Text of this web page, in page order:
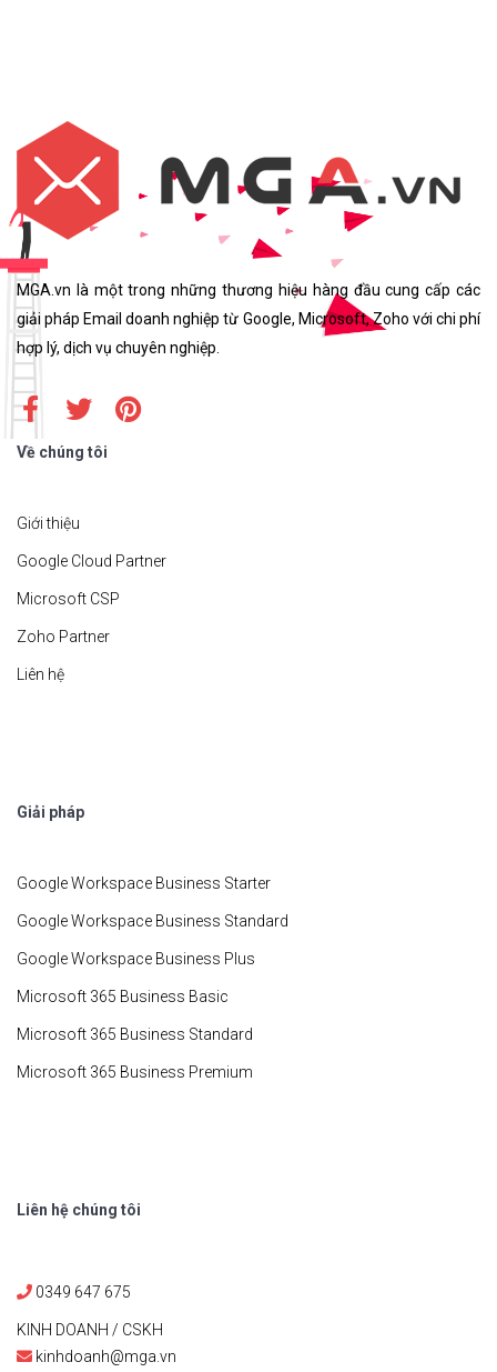
MGA.vn là một trong những thương hiệu hàng đầu cung cấp các
giải pháp Email doanh nghiệp từ Google, Microsoft, Zoho với chi phí
hợp lý, dịch vụ chuyên nghiệp.
Về chúng tôi
Giới thiệu
Google Cloud Partner
Microsoft CSP
Zoho Partner
Liên hệ
Giải pháp
Google Workspace Business Starter
Google Workspace Business Standard
Google Workspace Business Plus
Microsoft 365 Business Basic
Microsoft 365 Business Standard
Microsoft 365 Business Premium
Liên hệ chúng tôi
0349 647 675
KINH DOANH / CSKH
kinhdoanh@mga.vn